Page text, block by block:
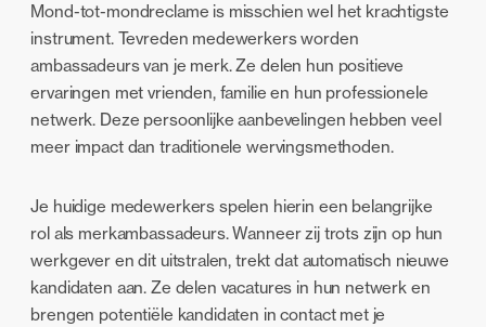
Mond-tot-mondreclame is misschien wel het krachtigste
instrument. Tevreden medewerkers worden
ambassadeurs van je merk. Ze delen hun positieve
ervaringen met vrienden, familie en hun professionele
netwerk. Deze persoonlijke aanbevelingen hebben veel
meer impact dan traditionele wervingsmethoden.
Je huidige medewerkers spelen hierin een belangrijke
rol als merkambassadeurs. Wanneer zij trots zijn op hun
werkgever en dit uitstralen, trekt dat automatisch nieuwe
kandidaten aan. Ze delen vacatures in hun netwerk en
brengen potentiële kandidaten in contact met je